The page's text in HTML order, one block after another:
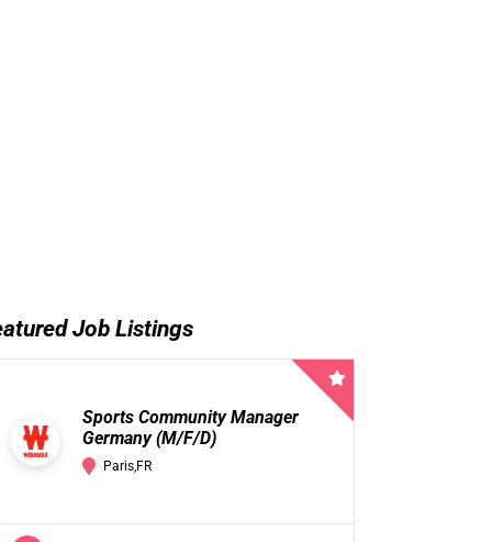
Job Listings
Sports Community Manager
Germany (M/F/D)
Paris,FR